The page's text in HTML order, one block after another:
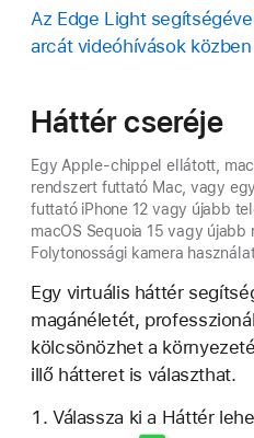
Az Edge Light
arcát videóhívások közben
Háttér cseréje
Egy Apple-chippel ellátott,
rendszert futtató Mac, vagy
futtató iPhone 12 vagy újabb
macOS Sequoia 15 vagy
Folytonossági kamera
Egy virtuális háttér
magánéletét,
kölcsönözhet a
illő hátteret is választhat.
Válassza ki a Háttér